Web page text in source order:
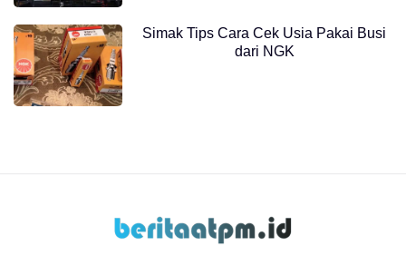
Simak Tips Cara Cek Usia Pakai Busi
dari NGK